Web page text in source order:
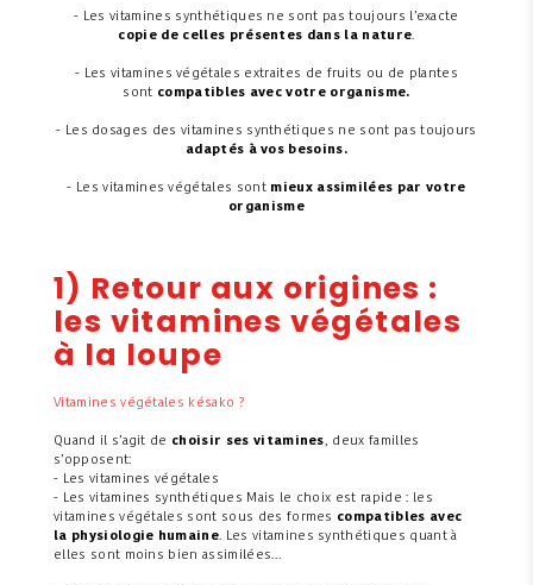
- Les vitamines synthétiques ne sont pas toujours l’exacte
copie de celles présentes dans la nature.
- Les vitamines végétales extraites de fruits ou de plantes
sont compatibles avec votre organisme.
- Les dosages des vitamines synthétiques ne sont pas toujours
adaptés à vos besoins.
- Les vitamines végétales sont mieux assimilées par votre
organisme
1) Retour aux origines :
les vitamines végétales
à la loupe
Vitamines végétales késako ?
Quand il s’agit de choisir ses vitamines, deux familles
s’opposent:
- Les vitamines végétales
- Les vitamines synthétiques Mais le choix est rapide : les
vitamines végétales sont sous des formes compatibles avec
la physiologie humaine. Les vitamines synthétiques quant à
elles sont moins bien assimilées…